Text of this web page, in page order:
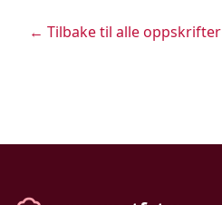
← Tilbake til alle oppskrifter